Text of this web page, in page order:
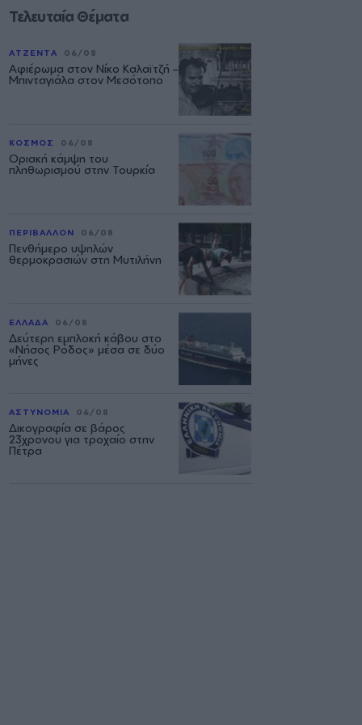
Τελευταία Θέματα
ΑΤΖΕΝΤΑ 06/08
Αφιέρωμα στον Νίκο Καλαϊτζή –
Μπινταγιάλα στον Μεσότοπο
ΚΟΣΜΟΣ 06/08
Οριακή κάμψη του
πληθωρισμού στην Τουρκία
ΠΕΡΙΒΑΛΛΟΝ 06/08
Πενθήμερο υψηλών
θερμοκρασιών στη Μυτιλήνη
ΕΛΛΑΔΑ 06/08
Δεύτερη εμπλοκή κάβου στο
«Νήσος Ρόδος» μέσα σε δύο
μήνες
ΑΣΤΥΝΟΜΙΑ 06/08
Δικογραφία σε βάρος
23χρονου για τροχαίο στην
Πέτρα